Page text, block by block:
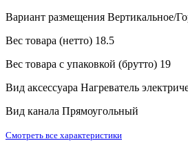
Вариант размещения Вертикальное/
Вес товара (нетто) 18.5
Вес товара с упаковкой (брутто) 19
Вид аксессуара Нагреватель
Вид канала Прямоугольный
Смотреть все характеристики